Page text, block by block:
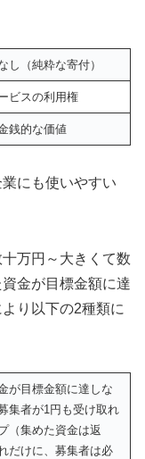
し（純粋な寄付）
ビスの利用権
銭的な価値
にも使いやすい
万円～大きくて数
金が目標金額に達
り以下の2種類に
が目標金額に達しな
集者が1円も受け取れ
（集めた資金は返
だけに、募集者は必